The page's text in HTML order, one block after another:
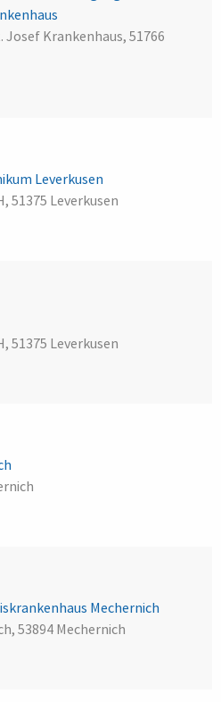
Josef Krankenhaus, 51766
Leverkusen
51375 Leverkusen
51375 Leverkusen
Mechernich
53894 Mechernich